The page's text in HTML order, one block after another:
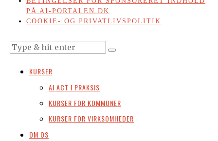
PÅ AI-PORTALEN.DK
COOKIE- OG PRIVATLIVSPOLITIK
KURSER
AI ACT I PRAKSIS
KURSER FOR KOMMUNER
KURSER FOR VIRKSOMHEDER
OM OS